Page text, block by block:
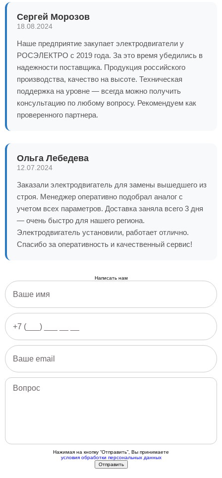
Сергей Морозов
18.08.2024
Наше предприятие закупает электродвигатели у
РОСЭЛЕКТРО с 2019 года. За это время убедились в
надежности поставщика. Продукция российского
производства, качество на высоте. Техническая
поддержка на уровне — всегда можно получить
консультацию по любому вопросу. Рекомендуем как
проверенного партнера.
Ольга Лебедева
12.07.2024
Заказали электродвигатель для замены вышедшего из
строя. Менеджер оперативно подобрал аналог с
учетом всех параметров. Доставка заняла всего 3 дня
— очень быстро для нашего региона.
Электродвигатель установили, работает отлично.
Спасибо за оперативность и качественный сервис!
Написать нам
Нажимая на кнопку “Отправить”, Вы принимаете
условия обработки персональных данных